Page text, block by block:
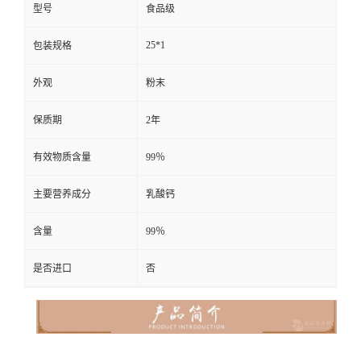
型号 食品级
包装规格 25*1
外观 粉末
保质期 2年
有效物质含量 99％
主要营养成分 乳酸钙
含量 99％
是否进口 否